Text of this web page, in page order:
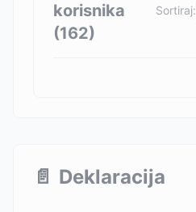
korisnika
(162)
Sortiraj:
📄 Deklaracija